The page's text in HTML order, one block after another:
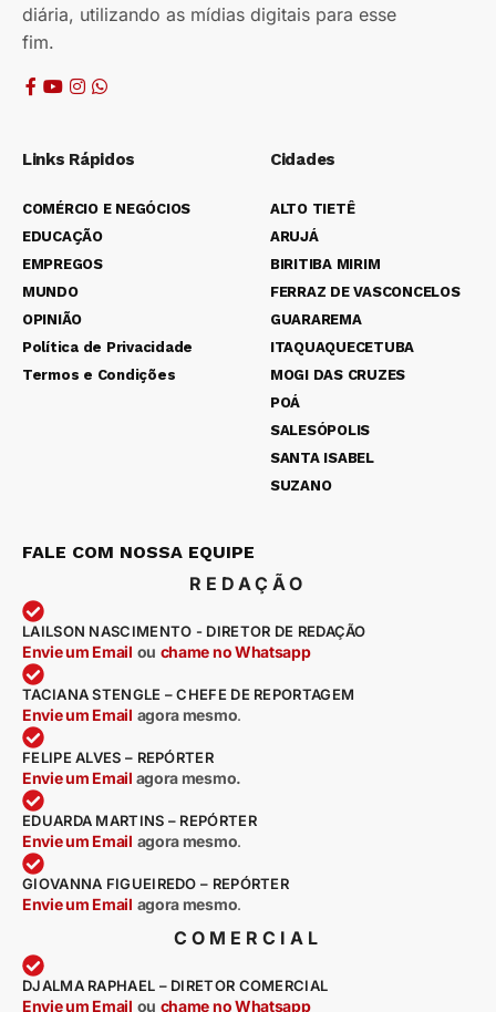
diária, utilizando as mídias digitais para esse
fim.
Links Rápidos
COMÉRCIO E NEGÓCIOS
EDUCAÇÃO
EMPREGOS
MUNDO
OPINIÃO
Política de Privacidade
Termos e Condições
Cidades
ALTO TIETÊ
ARUJÁ
BIRITIBA MIRIM
FERRAZ DE VASCONCELOS
GUARAREMA
ITAQUAQUECETUBA
MOGI DAS CRUZES
POÁ
SALESÓPOLIS
SANTA ISABEL
SUZANO
FALE COM NOSSA EQUIPE
REDAÇÃO
LAILSON NASCIMENTO - DIRETOR DE REDAÇÃO
Envie um Email ou chame no Whatsapp
TACIANA STENGLE – CHEFE DE REPORTAGEM
Envie um Email agora mesmo.
FELIPE ALVES – REPÓRTER
Envie um Email agora mesmo.
EDUARDA MARTINS – REPÓRTER
Envie um Email agora mesmo.
GIOVANNA FIGUEIREDO – REPÓRTER
Envie um Email agora mesmo.
COMERCIAL
DJALMA RAPHAEL – DIRETOR COMERCIAL
Envie um Email ou chame no Whatsapp